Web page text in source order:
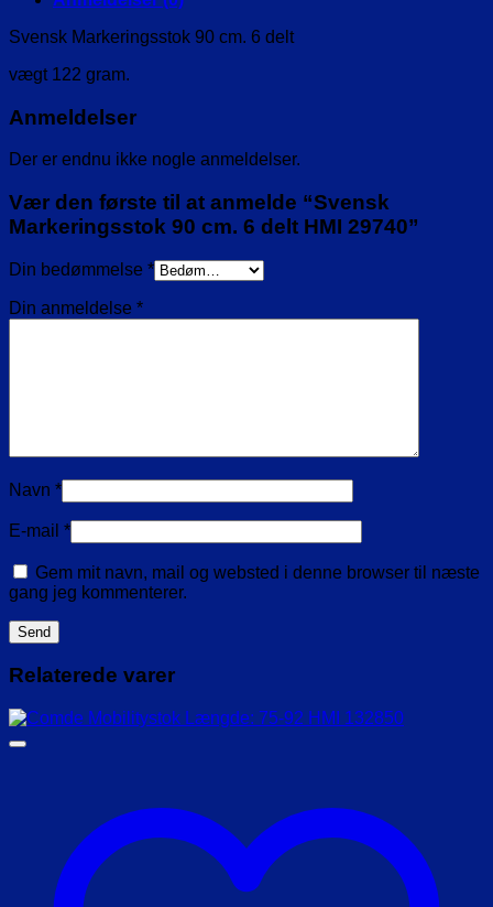
Svensk Markeringsstok 90 cm. 6 delt
vægt 122 gram.
Anmeldelser
Der er endnu ikke nogle anmeldelser.
Vær den første til at anmelde “Svensk
Markeringsstok 90 cm. 6 delt HMI 29740”
Din bedømmelse *
Din anmeldelse *
Navn *
E-mail *
Gem mit navn, mail og websted i denne browser til næste
gang jeg kommenterer.
Relaterede varer